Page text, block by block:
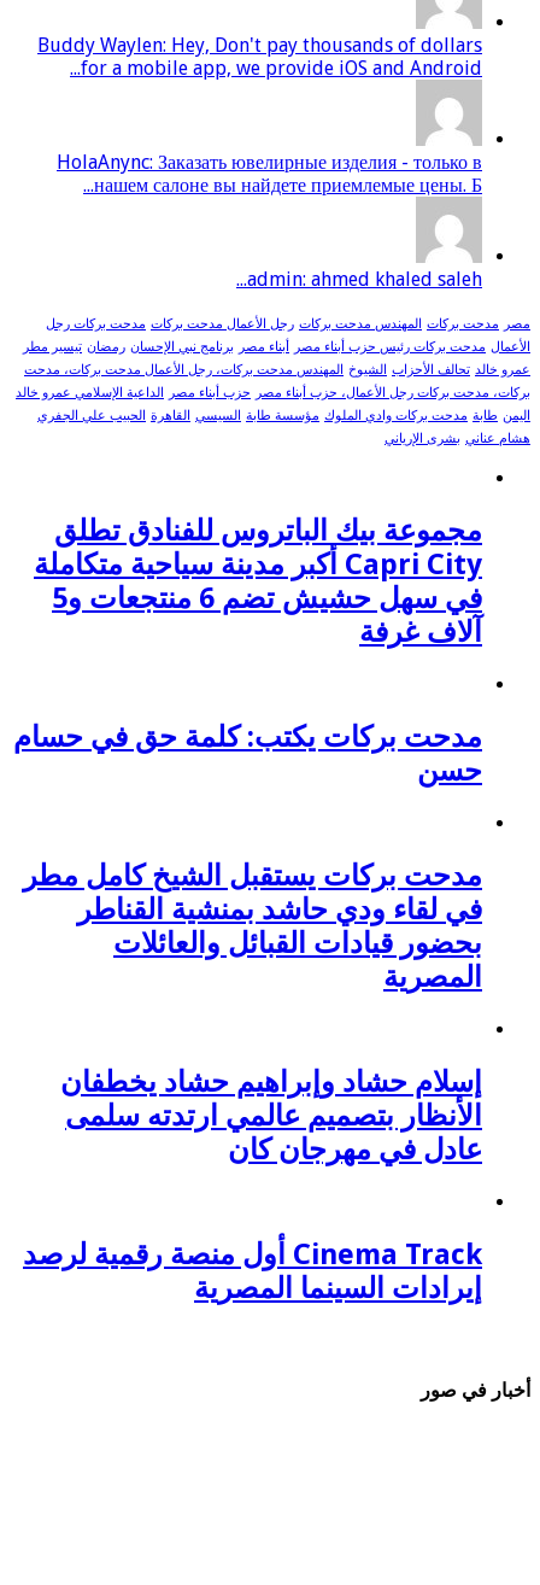
Buddy Waylen: Hey, Don't pay thousands of dollars
for a mobile app, we provide iOS and Android...
HolaAnync: Заказать ювелирные изделия - только в
нашем салоне вы найдете приемлемые цены. Б...
admin: ahmed khaled saleh...
مصر مدحت بركات المهندس مدحت بركات رجل الأعمال مدحت بركات مدحت بركات رجل
الأعمال مدحت بركات رئيس حزب أبناء مصر أبناء مصر برنامج نبي الإحسان رمضان تيسير مطر
عمرو خالد تحالف الأحزاب الشيوخ المهندس مدحت بركات، رجل الأعمال مدحت بركات، مدحت
بركات، مدحت بركات رجل الأعمال، حزب أبناء مصر
حزب أبناء مصر
الداعية الإسلامي عمرو خالد
اليمن طابة مدحت بركات وادي الملوك مؤسسة طابة السيسي القاهرة الحبيب علي الجفري
هشام عناني بشرى الإرياني
مجموعة بيك الباتروس للفنادق تطلق
Capri City أكبر مدينة سياحية متكاملة
في سهل حشيش تضم 6 منتجعات و5
آلاف غرفة
مدحت بركات يكتب: كلمة حق في حسام
حسن
مدحت بركات يستقبل الشيخ كامل مطر
في لقاء ودي حاشد بمنشية القناطر
بحضور قيادات القبائل والعائلات
المصرية
إسلام حشاد وإبراهيم حشاد يخطفان
الأنظار بتصميم عالمي ارتدته سلمى
عادل في مهرجان كان
Cinema Track أول منصة رقمية لرصد
إيرادات السينما المصرية
أخبار في صور